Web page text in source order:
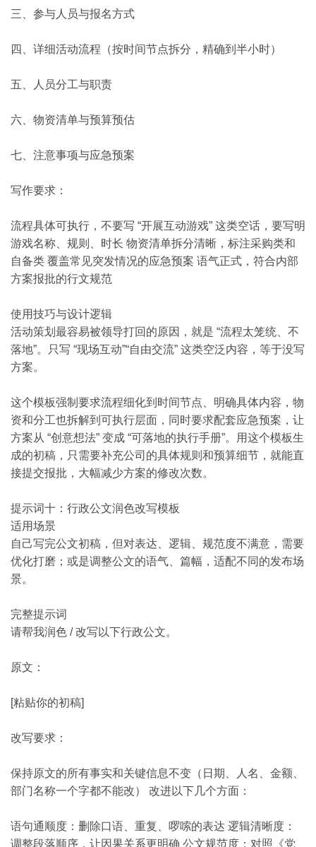
三、参与人员与报名方式
四、详细活动流程（按时间节点拆分，精确到半小时）
五、人员分工与职责
六、物资清单与预算预估
七、注意事项与应急预案
写作要求：
流程具体可执行，不要写 “开展互动游戏” 这类空话，要写明
游戏名称、规则、时长 物资清单拆分清晰，标注采购类和
自备类 覆盖常见突发情况的应急预案 语气正式，符合内部
方案报批的行文规范
使用技巧与设计逻辑
活动策划最容易被领导打回的原因，就是 “流程太笼统、不
落地”。只写 “现场互动”“自由交流” 这类空泛内容，等于没写
方案。
这个模板强制要求流程细化到时间节点、明确具体内容，物
资和分工也拆解到可执行层面，同时要求配套应急预案，让
方案从 “创意想法” 变成 “可落地的执行手册”。用这个模板生
成的初稿，只需要补充公司的具体规则和预算细节，就能直
接提交报批，大幅减少方案的修改次数。
提示词十：行政公文润色改写模板
适用场景
自己写完公文初稿，但对表达、逻辑、规范度不满意，需要
优化打磨；或是调整公文的语气、篇幅，适配不同的发布场
景。
完整提示词
请帮我润色 / 改写以下行政公文。
原文：
[粘贴你的初稿]
改写要求：
保持原文的所有事实和关键信息不变（日期、人名、金额、
部门名称一个字都不能改） 改进以下几个方面：
语句通顺度：删除口语、重复、啰嗦的表达 逻辑清晰度：
调整段落顺序，让因果关系更明确 公文规范度：对照《党